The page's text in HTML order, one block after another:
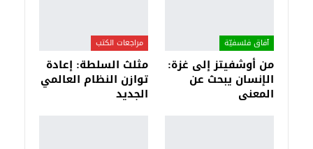
آفاق فلسفيّة‎
من أوشفيتز إلى غزة:
الإنسان يبحث عن
المعنى
مراجعات الكتب
مثلث السلطة: إعادة
توازن النظام العالمي
الجديد